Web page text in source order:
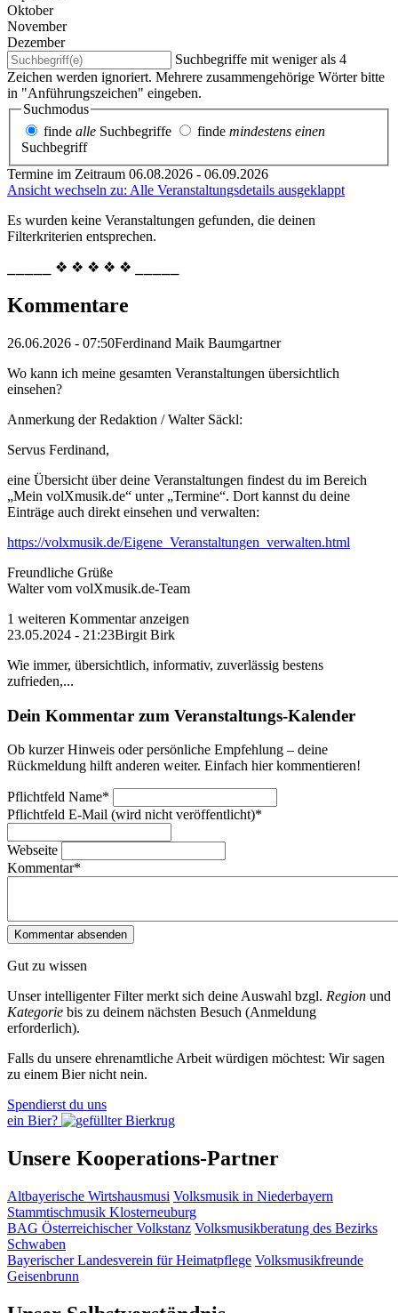
Oktober
November
Dezember
Suchbegriffe mit weniger als 4
Zeichen werden ignoriert. Mehrere zusammengehörige Wörter bitte
in "Anführungszeichen" eingeben.
Suchmodus
finde alle Suchbegriffe finde mindestens einen
Suchbegriff
Termine im Zeitraum 06.08.2026 - 06.09.2026
Ansicht wechseln zu: Alle Veranstaltungsdetails ausgeklappt
Es wurden keine Veranstaltungen gefunden, die deinen
Filterkriterien entsprechen.
⎯⎯⎯⎯⎯ ❖ ❖ ❖ ❖ ❖ ⎯⎯⎯⎯⎯
Kommentare
26.06.2026 - 07:50Ferdinand Maik Baumgartner
Wo kann ich meine gesamten Veranstaltungen übersichtlich
einsehen?
Anmerkung der Redaktion /Walter Säckl:
Servus Ferdinand,
eine Übersicht über deine Veranstaltungen findest du im Bereich
„Mein volXmusik.de“ unter „Termine“. Dort kannst du deine
Einträge auch direkt einsehen und verwalten:
https://volxmusik.de/Eigene_Veranstaltungen_verwalten.html
Freundliche Grüße
Walter vom volXmusik.de-Team
1 weiteren Kommentar anzeigen
23.05.2024 - 21:23Birgit Birk
Wie immer, übersichtlich, informativ, zuverlässig bestens
zufrieden,...
Dein Kommentar zum Veranstaltungs-Kalender
Ob kurzer Hinweis oder persönliche Empfehlung – deine
Rückmeldung hilft anderen weiter. Einfach hier kommentieren!
Pflichtfeld Name*
Pflichtfeld E-Mail (wird nicht veröffentlicht)*
Webseite
Kommentar*
Gut zu wissen
Unser intelligenter Filter merkt sich deine Auswahl bzgl. Region und
Kategorie bis zu deinem nächsten Besuch (Anmeldung
erforderlich).
Falls du unsere ehrenamtliche Arbeit würdigen möchtest: Wir sagen
zu einem Bier nicht nein.
Spendierst du uns
ein Bier?
Unsere Kooperations-Partner
Altbayerische Wirtshausmusi Volksmusik in Niederbayern
Stammtischmusik Klosterneuburg
BAG Österreichischer Volkstanz Volksmusikberatung des Bezirks
Schwaben
Bayerischer Landesverein für Heimatpflege Volksmusikfreunde
Geisenbrunn